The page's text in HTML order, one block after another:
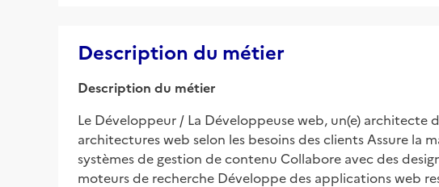
Description du métier
Description du métier
Le Développeur / La Développeuse web, un(e)
architectures web selon les besoins des clients Assure
systèmes de gestion de contenu Collabore avec des
moteurs de recherche Développe des applications web